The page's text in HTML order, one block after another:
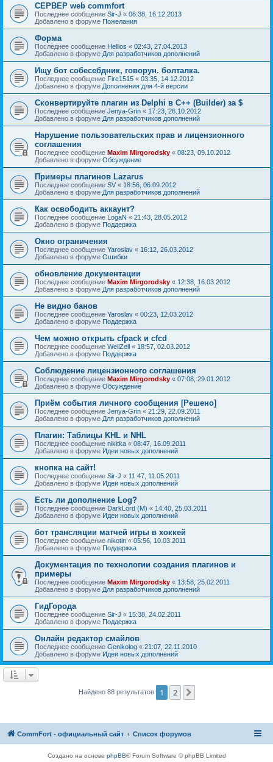
СЕРВЕР web commfort
Последнее сообщение Sir-J « 06:38, 16.12.2013
Добавлено в форуме Пожелания
Форма
Последнее сообщение Hellios « 02:43, 27.04.2013
Добавлено в форуме Для разработчиков дополнений
Ищу бот собесебдник, говорун. болталка.
Последнее сообщение Fire1515 « 03:35, 14.12.2012
Добавлено в форуме Дополнения для 4-й версии
Сконвертируйте плагин из Delphi в C++ (Builder) за $
Последнее сообщение Jenya-Grin « 17:23, 26.10.2012
Добавлено в форуме Для разработчиков дополнений
Нарушение пользовательских прав и лицензионного
соглашения
Последнее сообщение Maxim Mirgorodsky « 08:23, 09.10.2012
Добавлено в форуме Обсуждение
Примеры плагинов Lazarus
Последнее сообщение SV « 18:56, 06.09.2012
Добавлено в форуме Для разработчиков дополнений
Как освободить аккаунт?
Последнее сообщение LogaN « 21:43, 28.05.2012
Добавлено в форуме Поддержка
Окно ограничения
Последнее сообщение Yaroslav « 16:12, 26.03.2012
Добавлено в форуме Ошибки
обновление документации
Последнее сообщение Maxim Mirgorodsky « 12:38, 16.03.2012
Добавлено в форуме Для разработчиков дополнений
Не видно банов
Последнее сообщение Yaroslav « 00:23, 12.03.2012
Добавлено в форуме Поддержка
Чем можно открыть cfpack и cfcd
Последнее сообщение WellZell « 18:57, 02.03.2012
Добавлено в форуме Поддержка
Соблюдение лицензионного соглашения
Последнее сообщение Maxim Mirgorodsky « 07:08, 29.01.2012
Добавлено в форуме Обсуждение
Приём события личного сообщения [Решено]
Последнее сообщение Jenya-Grin « 21:29, 22.09.2011
Добавлено в форуме Для разработчиков дополнений
Плагин: Таблицы KHL и NHL
Последнее сообщение nikitka « 08:47, 16.09.2011
Добавлено в форуме Идеи новых дополнений
кнопка на сайт!
Последнее сообщение Sir-J « 11:47, 11.05.2011
Добавлено в форуме Идеи новых дополнений
Есть ли дополнение Log?
Последнее сообщение DarkLord (M) « 14:40, 25.03.2011
Добавлено в форуме Идеи новых дополнений
бот трансляции матчей игры в хоккей
Последнее сообщение nikotin « 05:56, 10.03.2011
Добавлено в форуме Поддержка
Документация по технологии создания плагинов и
примеры
Последнее сообщение Maxim Mirgorodsky « 13:58, 25.02.2011
Добавлено в форуме Для разработчиков дополнений
ГидГорода
Последнее сообщение Sir-J « 15:38, 24.02.2011
Добавлено в форуме Поддержка
Онлайн редактор смайлов
Последнее сообщение Genikolog « 21:07, 22.11.2010
Добавлено в форуме Идеи новых дополнений
Найдено 88 результатов 1 2
CommFort - официальный сайт Список форумов
Создано на основе phpBB® Forum Software © phpBB Limited